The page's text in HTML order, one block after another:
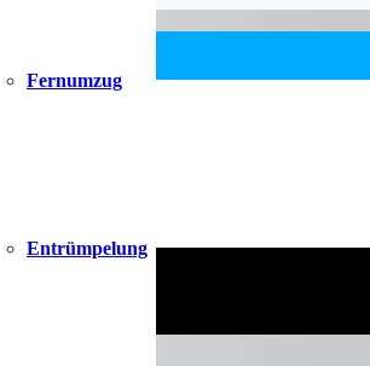
Fernumzug
Entrümpelung